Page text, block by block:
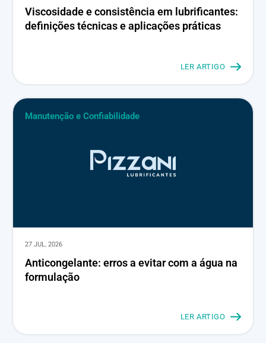
Viscosidade e consistência em lubrificantes:
definições técnicas e aplicações práticas
LER ARTIGO
Manutenção e Confiabilidade
27 JUL, 2026
Anticongelante: erros a evitar com a água na
formulação
LER ARTIGO